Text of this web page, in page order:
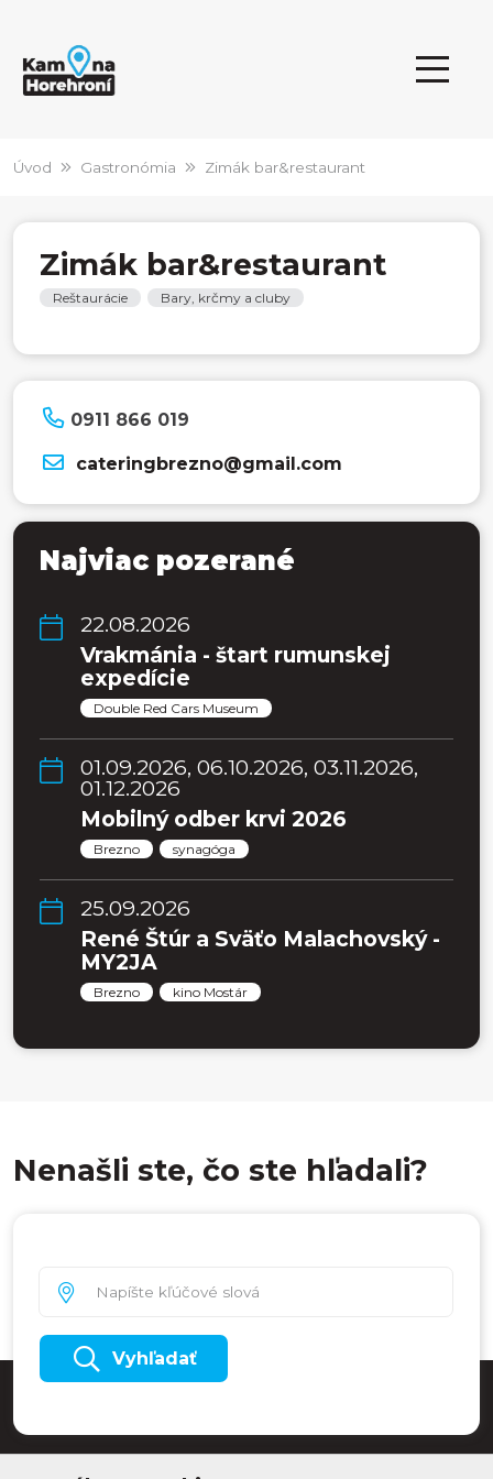
Úvod Gastronómia Zimák bar&restaurant
0911 866 019
cateringbrezno@gmail.com
Najviac pozerané
22.08.2026
Vrakmánia - štart rumunskej
expedície
Double Red Cars Museum
01.09.2026, 06.10.2026, 03.11.2026,
01.12.2026
Mobilný odber krvi 2026
Brezno synagóga
25.09.2026
René Štúr a Sväťo Malachovský -
MY2JA
Brezno kino Mostár
Zimák bar&restaurant
Reštaurácie Bary, krčmy a cluby
Nenašli ste, čo ste hľadali?
Vyhľadať